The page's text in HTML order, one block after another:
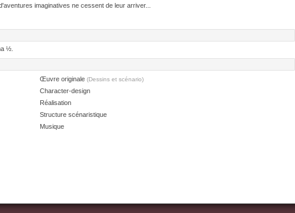
imaginatives ne cessent de leur arriver...
½.
Œuvre originale (Dessins et scénario)
Character-design
Réalisation
Structure scénaristique
Musique